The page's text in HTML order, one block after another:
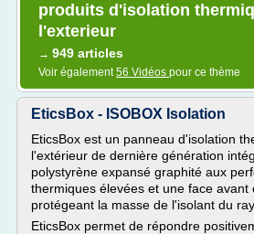
produits d'isolation
l'exterieur
→ 949 articles
Voir également56 Vidéos pour ce thème
EticsBox - ISOBOX Isolation
EticsBox est un panneau d'isolation
l'extérieur de dernière génération
polystyrène expansé graphité aux
thermiques élevées et une face avant
protégeant la masse de l'isolant du
EticsBox permet de répondre